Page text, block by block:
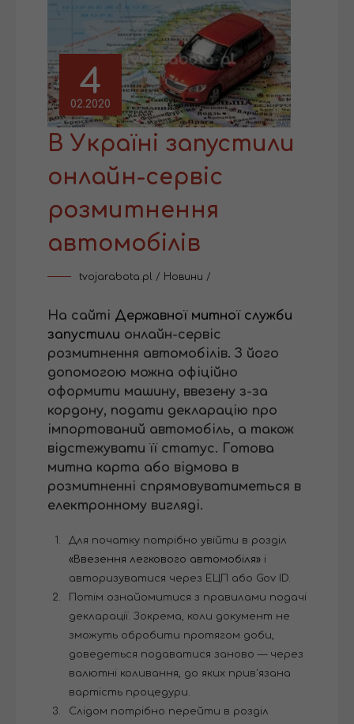
4
02.2020
В Україні запустили
онлайн-сервіс
розмитнення
автомобілів
tvojarabota.pl / Новини /
На сайті Державної митної служби
запустили онлайн-сервіс
розмитнення автомобілів. З його
допомогою можна офіційно
оформити машину, ввезену з-за
кордону, подати декларацію про
імпортований автомобіль, а також
відстежувати її статус. Готова
митна карта або відмова в
розмитненні спрямовуватиметься в
електронному вигляді.
Для початку потрібно увійти в розділ
«Ввезення легкового автомобіля»і
авторизуватися через ЕЦП або Gov ID.
Потім ознайомитися з правилами подачі
декларації. Зокрема, коли документ не
зможуть обробити протягом доби,
доведеться подаватися заново — через
валютні коливання, до яких прив'язана
вартість процедури.
Слідом потрібно перейти в розділ